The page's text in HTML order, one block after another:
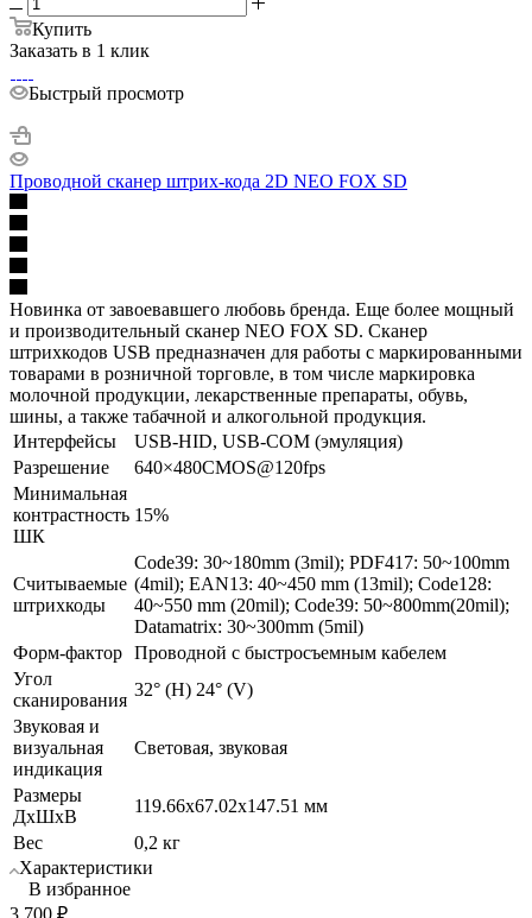
Купить
Заказать в 1 клик
Быстрый просмотр
Проводной сканер штрих-кода 2D NEO FOX SD
Новинка от завоевавшего любовь бренда. Еще более мощный
и производительный сканер NEO FOX SD. Сканер
штрихкодов USB предназначен для работы с маркированными
товарами в розничной торговле, в том числе маркировка
молочной продукции, лекарственные препараты, обувь,
шины, а также табачной и алкогольной продукция.
Интерфейсы
USB-HID, USB-COM (эмуляция)
Разрешение
640×480CMOS@120fps
Минимальная
контрастность
ШК
15%
Считываемые
штрихкоды
Code39: 30~180mm (3mil); PDF417: 50~100mm
(4mil); EAN13: 40~450 mm (13mil); Code128:
40~550 mm (20mil); Code39: 50~800mm(20mil);
Datamatrix: 30~300mm (5mil)
Форм-фактор Проводной с быстросъемным кабелем
Угол
сканирования
32° (H) 24° (V)
Звуковая и
визуальная
индикация
Световая, звуковая
Размеры
ДхШхВ
119.66x67.02x147.51 мм
Вес
0,2 кг
Характеристики
В избранное
3 700 ₽